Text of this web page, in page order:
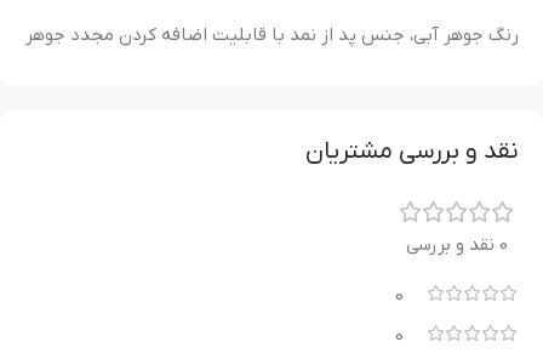
رنگ جوهر آبی، جنس پد از نمد با قابلیت اضافه کردن مجدد جوهر
نقد و بررسی مشتریان
0 نقد و بررسی
0
0